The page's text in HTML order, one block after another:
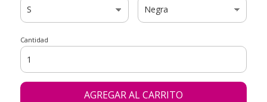
Cantidad
AGREGAR AL CARRITO